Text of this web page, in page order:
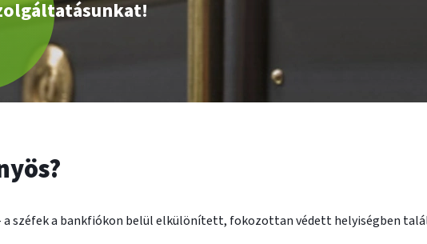
a széfek a bankfiókon belül elkülönített, fokozottan védett helyiségben